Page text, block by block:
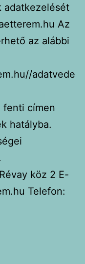
adatkezelését
Az
az alábbi
adatvede
fenti címen
hatályba.
köz 2 E-
Telefon: